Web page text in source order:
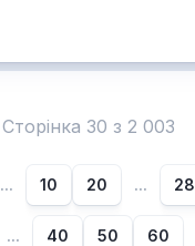
Сторінка 30 з 2 003
... 10 20 ... 28
... 40 50 60